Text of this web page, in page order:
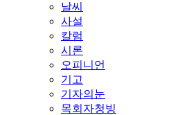
날씨
사설
칼럼
시론
오피니언
기고
기자의눈
목회자청빙